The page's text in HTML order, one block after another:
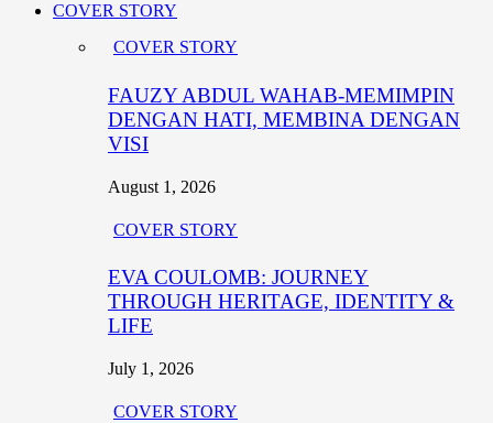
COVER STORY
COVER STORY
FAUZY ABDUL WAHAB-MEMIMPIN
DENGAN HATI, MEMBINA DENGAN
VISI
August 1, 2026
COVER STORY
EVA COULOMB: JOURNEY
THROUGH HERITAGE, IDENTITY &
LIFE
July 1, 2026
COVER STORY